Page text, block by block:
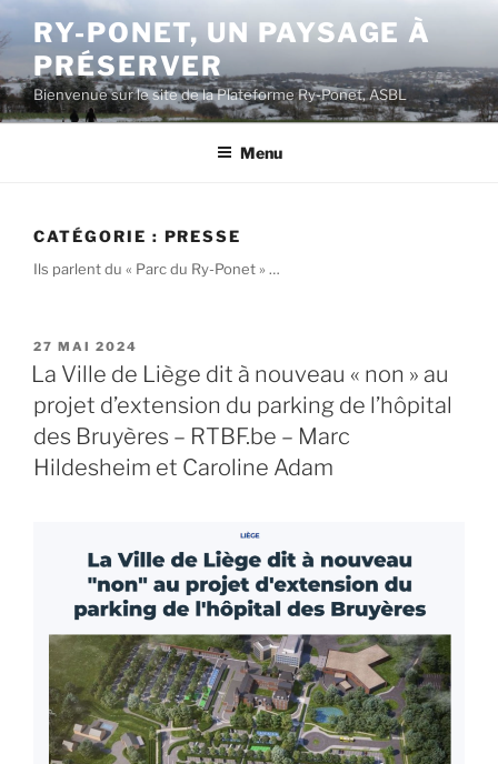
Aller
au
contenu
principal
RY-PONET, UN PAYSAGE À
PRÉSERVER
Bienvenue sur le site de la Plateforme Ry-Ponet, ASBL
Menu
CATÉGORIE : PRESSE
Ils parlent du « Parc du Ry-Ponet » …
PUBLIÉ
LE
27 MAI 2024
La Ville de Liège dit à nouveau « non » au
projet d’extension du parking de l’hôpital
des Bruyères – RTBF.be – Marc
Hildesheim et Caroline Adam